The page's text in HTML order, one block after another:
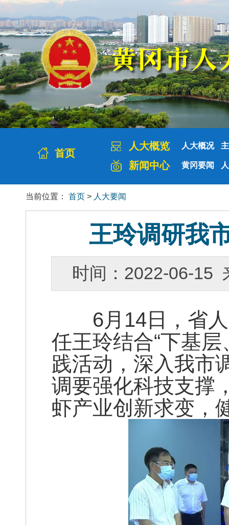
首页
人大概览 人大概况
新闻中心 黄冈要闻
当前位置： 首页 > 人大要闻
王玲调研我
时间：2022-06-
6月14日，省人
任王玲结合“下基
践活动，深入我市
调要强化科技支撑
虾产业创新求变，